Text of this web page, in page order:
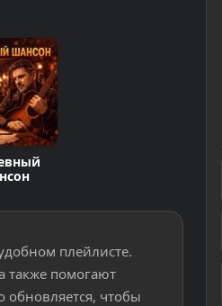
плейлисте.
также помогают
чтобы